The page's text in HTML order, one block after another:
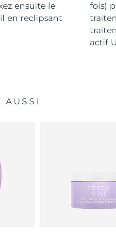
ensuite le
en reclipsant
fois)
actif
AUSSI